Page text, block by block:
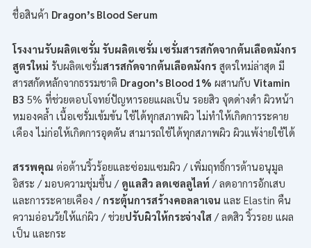
ชื่อสินค้า Dragon’s Blood Serum
โรงงานรับผลิตเซรั่ม รับผลิตเซรั่ม เซรั่มสารสกัดจากต้นเลือดมังกร
สูตรใหม่ รับผลิตเซรั่มสารสกัดจากต้นเลือดมังกรสูตรใหม่ล่าสุด มี
สารสกัดหลักจากธรรมชาติ Dragon’s Blood 1% ผสานกับ Vitamin
B3 5% ที่ช่วยตอบโจทย์ปัญหารอยแผลเป็น รอยสิว จุดด่างดำ ผิวหน้า
หมองคล้ำ เนื้อเซรั่มเข้มข้น ใช้ได้ทุกสภาพผิว ไม่ทำให้เกิดการระคาย
เคือง ไม่ก่อให้เกิดการอุดตัน สามารถใช้ได้ทุกสภาพผิว ผิวแพ้ง่ายใช้ได้
สรรพคุณต่อต้านริ้วร้อยและซ่อมแซมผิว / เพิ่มฤทธิ์การต้านอนุมูล
อิสระ / มอบความชุ่มชื้น / ดูแลสิว ลดเซลลูไลท์ / ลดอาการอักเสบ
และการระคายเคือง /กระตุ้นการสร้างคอลลาเจน และ Elastin คืน
ความอ่อนวัยให้แก่ผิว / ช่วยปรับผิวให้กระจ่างใส/ ลดสิว ริ้วรอย แผล
เป็น และกระ